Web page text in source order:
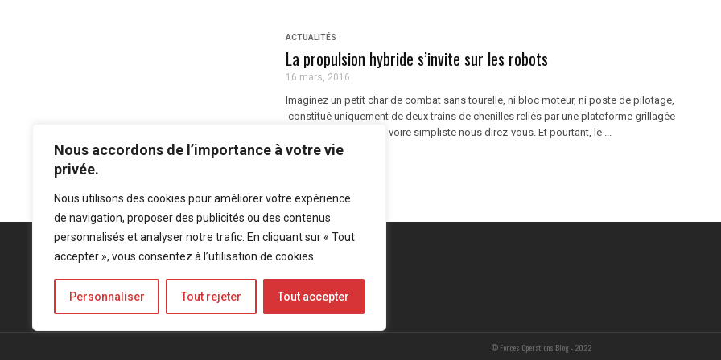
Nous accordons de l’importance à votre vie
privée.
Nous utilisons des cookies pour améliorer votre expérience
de navigation, proposer des publicités ou des contenus
personnalisés et analyser notre trafic. En cliquant sur « Tout
accepter », vous consentez à l’utilisation de cookies.
Personnaliser Tout rejeter Tout accepter
ACTUALITÉS
La propulsion hybride s’invite sur les robots
16 mars, 2016
Imaginez un petit char de combat sans tourelle, ni bloc moteur, ni poste de pilotage,
constitué uniquement de deux trains de chenilles reliés par une plateforme grillagée
horizontale. Rustique, voire simpliste nous direz-vous. Et pourtant, le ...
Mentions légales-Politique de confidentialité
© Forces Operations Blog - 2022